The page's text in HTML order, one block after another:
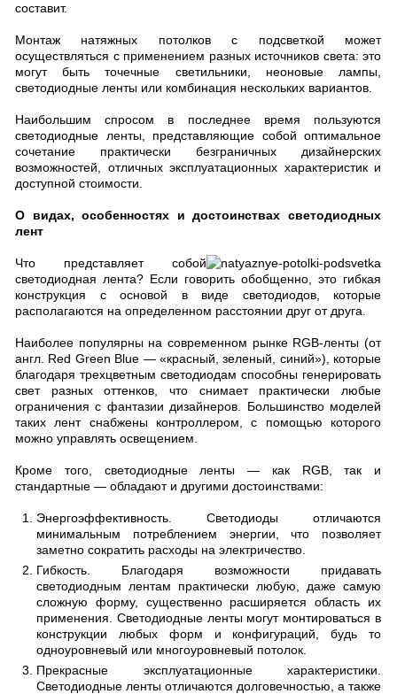
составит.
Монтаж натяжных потолков с подсветкой может
осуществляться с применением разных источников света: это
могут быть точечные светильники, неоновые лампы,
светодиодные ленты или комбинация нескольких вариантов.
Наибольшим спросом в последнее время пользуются
светодиодные ленты, представляющие собой оптимальное
сочетание практически безграничных дизайнерских
возможностей, отличных эксплуатационных характеристик и
доступной стоимости.
О видах, особенностях и достоинствах светодиодных
лент
Что представляет собой
светодиодная лента? Если говорить обобщенно, это гибкая
конструкция с основой в виде светодиодов, которые
располагаются на определенном расстоянии друг от друга.
Наиболее популярны на современном рынке RGB-ленты (от
англ. Red Green Blue — «красный, зеленый, синий»), которые
благодаря трехцветным светодиодам способны генерировать
свет разных оттенков, что снимает практически любые
ограничения с фантазии дизайнеров. Большинство моделей
таких лент снабжены контроллером, с помощью которого
можно управлять освещением.
Кроме того, светодиодные ленты — как RGB, так и
стандартные — обладают и другими достоинствами:
Энергоэффективность. Светодиоды отличаются
минимальным потреблением энергии, что позволяет
заметно сократить расходы на электричество.
Гибкость. Благодаря возможности придавать
светодиодным лентам практически любую, даже самую
сложную форму, существенно расширяется область их
применения. Светодиодные ленты могут монтироваться в
конструкции любых форм и конфигураций, будь то
одноуровневый или многоуровневый потолок.
Прекрасные эксплуатационные характеристики.
Светодиодные ленты отличаются долговечностью, а также